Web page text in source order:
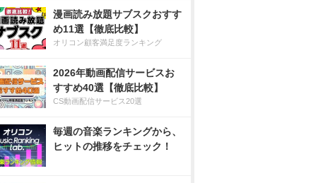
漫画読み放題サブスクおすす
め11選【徹底比較】
オリコン顧客満足度ランキング
2026年動画配信サービスお
すすめ40選【徹底比較】
CS動画配信サービス20選
毎週の音楽ランキングから、
ヒットの推移をチェック！